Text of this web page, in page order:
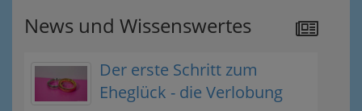
News und Wissenswertes
Der erste Schritt zum
Eheglück - die Verlobung